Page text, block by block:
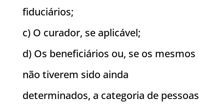
fiduciários;
c) O curador, se aplicável;
d) Os beneficiários ou, se os mesmos
não tiverem sido ainda
determinados, a categoria de pessoas